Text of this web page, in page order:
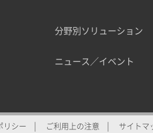
分野別ソリューション
ニュース／イベント
リシー ご利用上の注意 サイトマ